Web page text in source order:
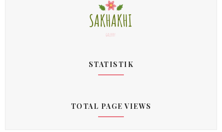
STATISTIK
TOTAL PAGE VIEWS